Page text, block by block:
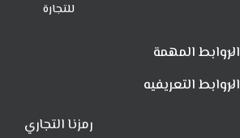
للتجارة
الروابط المهمة
الروابط التعريفيه
رمزنا التجاري